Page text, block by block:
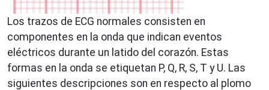
Los trazos de ECG normales consisten en
componentes en la onda que indican eventos
eléctricos durante un latido del corazón. Estas
formas en la onda se etiquetan P, Q, R, S, T y U. Las
siguientes descripciones son en respecto al plomo